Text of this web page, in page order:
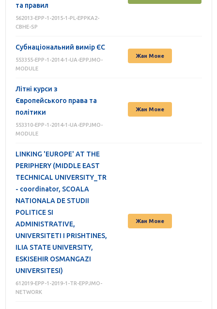
та правил
562013-EPP-1-2015-1-PL-EPPKA2-
CBHE-SP
Субнаціональний вимір ЄС
553355-EPP-1-2014-1-UA-EPPJMO-
MODULE
Жан Моне
Літні курси з
Європейського права та
політики
553310-EPP-1-2014-1-UA-EPPJMO-
MODULE
Жан Моне
LINKING 'EUROPE' AT THE
PERIPHERY (MIDDLE EAST
TECHNICAL UNIVERSITY_TR
- coordinator, SCOALA
NATIONALA DE STUDII
POLITICE SI
ADMINISTRATIVE,
UNIVERSITETI I PRISHTINES,
ILIA STATE UNIVERSITY,
ESKISEHIR OSMANGAZI
UNIVERSITESI)
612019-EPP-1-2019-1-TR-EPPJMO-
NETWORK
Жан Моне